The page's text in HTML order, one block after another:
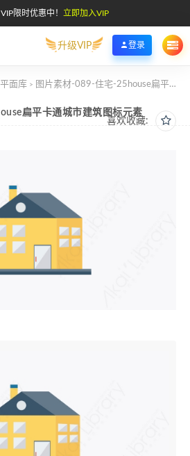
限时优惠中！ 立即加入VIP
升级VIP 登录
面库 > 图片素材-089-住宅-25house扁平卡通城市建筑图标元素
喜欢收藏:
扁平卡通城市建筑图标元素